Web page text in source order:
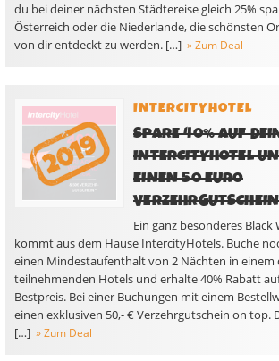
du bei deiner nächsten Städtereise gleich 25%
Österreich oder die Niederlande, die schönsten
von dir entdeckt zu werden. […] » Zum Deal
INTERCITYHOTEL
SPARE 40% AUF
INTERCITYHOTEL
EINEN 50 EURO
Ein ganz besonderes Black
kommt aus dem Hause IntercityHotels. Buche
einen Mindestaufenthalt von 2 Nächten in einem
teilnehmenden Hotels und erhalte 40% Rabatt
Bestpreis. Bei einer Buchungen mit einem
einen exklusiven 50,- € Verzehrgutschein on top.
[…] » Zum Deal